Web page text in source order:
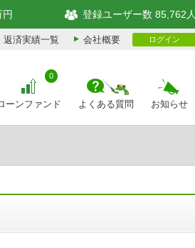
円 登録ユーザー数 85,762人
返済実績一覧 会社概要 ログイン
ーンファンド
0
よくある質問 お知らせ